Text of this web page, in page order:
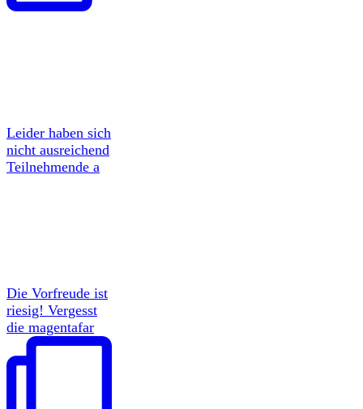
Leider haben sich
nicht ausreichend
Teilnehmende a
Die Vorfreude ist
riesig! Vergesst
die magentafar